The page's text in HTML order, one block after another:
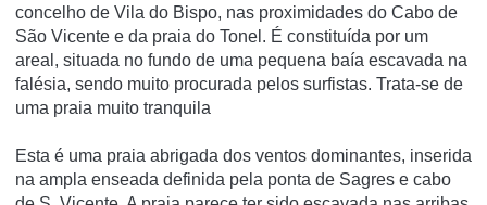
concelho de Vila do Bispo, nas proximidades do Cabo de
São Vicente e da praia do Tonel. É constituída por um
areal, situada no fundo de uma pequena baía escavada na
falésia, sendo muito procurada pelos surfistas. Trata-se de
uma praia muito tranquila
Esta é uma praia abrigada dos ventos dominantes, inserida
na ampla enseada definida pela ponta de Sagres e cabo